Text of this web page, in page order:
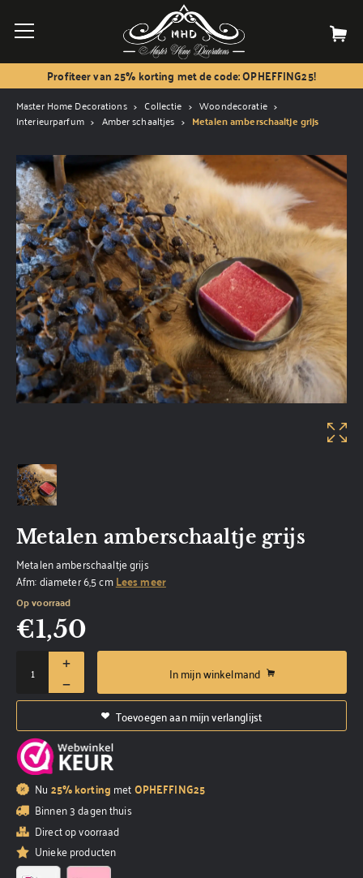
Profiteer van 25% korting met de code: OPHEFFING25!
Master Home Decorations Collectie
Woondecoratie
Interieurparfum
Amber schaaltjes Metalen amberschaaltje grijs
Metalen amberschaaltje grijs
Metalen amberschaaltje grijs
Afm: diameter 6,5 cmLees meer
Op voorraad
€1,50
In mijn winkelmand
Toevoegen aan mijn verlanglijst
Nu 25% korting metOPHEFFING25
Binnen 3 dagen thuis
Direct op voorraad
Unieke producten